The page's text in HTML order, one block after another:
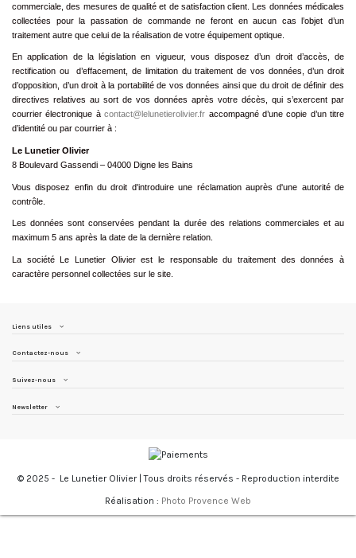
commerciale, des mesures de qualité et de satisfaction client. Les données médicales
collectées pour la passation de commande ne feront en aucun cas l’objet d’un
traitement autre que celui de la réalisation de votre équipement optique.
En application de la législation en vigueur, vous disposez d’un droit d’accès, de
rectification ou d’effacement, de limitation du traitement de vos données, d’un droit
d’opposition, d’un droit à la portabilité de vos données ainsi que du droit de définir des
directives relatives au sort de vos données après votre décès, qui s’exercent par
courrier électronique àcontact@lelunetierolivier.fr accompagné d’une copie d’un titre
d’identité ou par courrier à :
Le Lunetier Olivier
8 Boulevard Gassendi – 04000 Digne les Bains
Vous disposez enfin du droit d'introduire une réclamation auprès d'une autorité de
contrôle.
Les données sont conservées pendant la durée des relations commerciales et au
maximum 5 ans après la date de la dernière relation.
La société Le Lunetier Olivier est le responsable du traitement des données à
caractère personnel collectées sur le site.
Liens utiles
Contactez-nous
Suivez-nous
Newsletter
© 2025 - Le Lunetier Olivier | Tous droits réservés - Reproduction interdite
Réalisation : Photo Provence Web